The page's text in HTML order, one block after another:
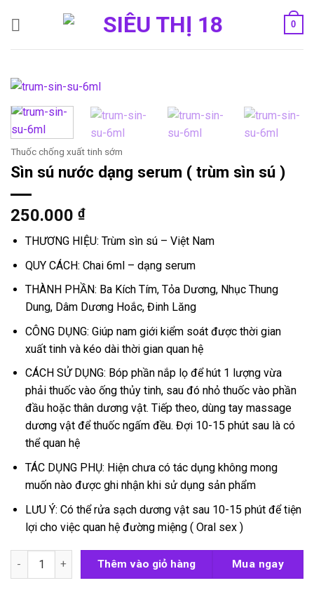
0
Thuốc chống xuất tinh sớm
Sìn sú nước dạng serum ( trùm sìn sú )
250.000 ₫
THƯƠNG HIỆU: Trùm sìn sú – Việt Nam
QUY CÁCH: Chai 6ml – dạng serum
THÀNH PHẦN: Ba Kích Tím, Tỏa Dương, Nhục Thung
Dung, Dâm Dương Hoắc, Đinh Lăng
CÔNG DỤNG: Giúp nam giới kiểm soát được thời gian
xuất tinh và kéo dài thời gian quan hệ
CÁCH SỬ DỤNG: Bóp phần nắp lọ để hút 1 lượng vừa
phải thuốc vào ống thủy tinh, sau đó nhỏ thuốc vào phần
đầu hoặc thân dương vật. Tiếp theo, dùng tay massage
dương vật để thuốc ngấm đều. Đợi 10-15 phút sau là có
thể quan hệ
TÁC DỤNG PHỤ: Hiện chưa có tác dụng không mong
muốn nào được ghi nhận khi sử dụng sản phẩm
LƯU Ý: Có thể rửa sạch dương vật sau 10-15 phút để tiện
lợi cho việc quan hệ đường miệng ( Oral sex )
Sìn sú nước dạng serum ( trùm sìn sú ) số lượng
Thêm vào giỏ hàng Mua ngay